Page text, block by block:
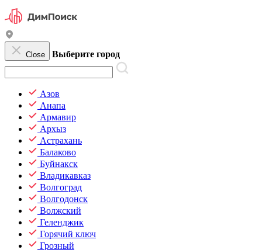
Close Выберите город
Азов
Анапа
Армавир
Архыз
Астрахань
Балаково
Буйнакск
Владикавказ
Волгоград
Волгодонск
Волжский
Геленджик
Горячий ключ
Грозный